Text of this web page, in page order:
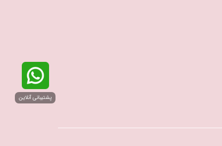
پشتیبانی آنلاین